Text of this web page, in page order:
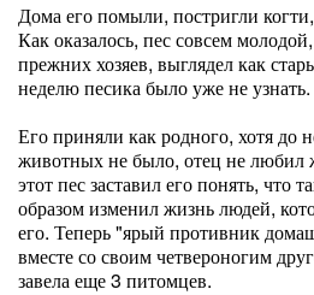
Дома его помыли, постригли
Как оказалось, пес совсем
прежних хозяев, выглядел как
неделю песика было уже не узнать.
Его приняли как родного, хотя до
животных не было, отец не
этот пес заставил его понять, что
образом изменил жизнь людей,
его. Теперь "ярый противник
вместе со своим четвероногим
завела еще 3 питомцев.